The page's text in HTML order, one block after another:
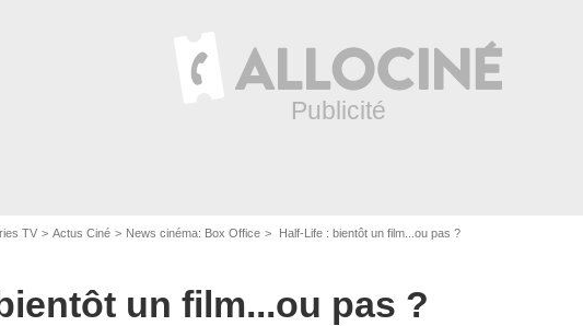
TV Actus Ciné News cinéma: Box Office Half-Life : bientôt un film...ou pas ?
un film...ou pas ?